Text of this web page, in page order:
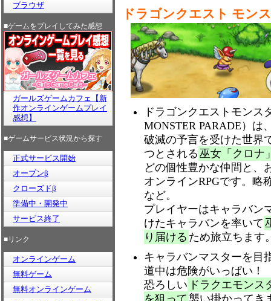
ブラウザ
■ゲームをプレイしてみた感想
ガールズゲームカフェ【新
作オンラインゲームプレイ
感想】
■ゲームサービス状況から探す
正式サービス開始
オープンβ
クローズドβ
準備中・開発中
サービス終了
■リンク
オンラインゲーム
無料ゲーム
無料オンラインゲーム
ドラゴンクエスト モン
ドラゴンクエストモンス
MONSTER PARADE）は
破滅の予言を受けた世界
つとされる 巫女「クロナ
どの個性豊かな仲間と、
オンラインRPGです。略
など。
プレイヤーはキャラバン
けたキャラバンを率いて
り届ける ため旅立ちます
キャラバンマスターを目
道中は危険がいっぱい！
恐ろしい ドラクエモン
を狙って 襲い掛かってき